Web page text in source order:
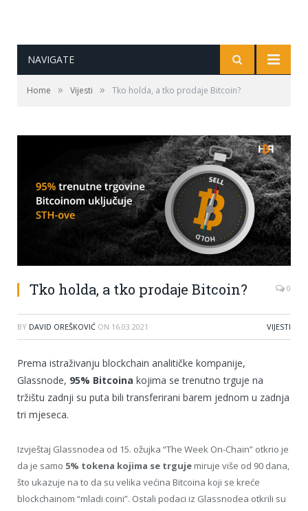
NAVIGATE
Home » Vijesti » Tko holda, a tko prodaje Bitcoin?
Tko holda, a tko prodaje Bitcoin? 0
BY DAVID OREŠKOVIĆ ON 16.03.2021 VIJESTI
Prema istraživanju blockchain analitičke kompanije,
Glassnode, 95% Bitcoina kojima se trenutno trguje na
tržištu zadnji su puta bili transferirani barem jednom u zadnja
tri mjeseca.
Izvještaj Glassnodea od 15. ožujka “The Week On-Chain” otkrio je
da je samo 5% tokena kojima se trguje miruje više od 90 dana,
što ukazuje na to da su velika većina Bitcoina koji se kreće
blockchainom “mladi coini”. Ostali podaci iz Glassnodea otkrili su